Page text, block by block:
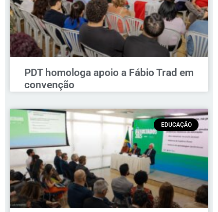
PDT homologa apoio a Fábio Trad em
convenção
EDUCAÇÃO